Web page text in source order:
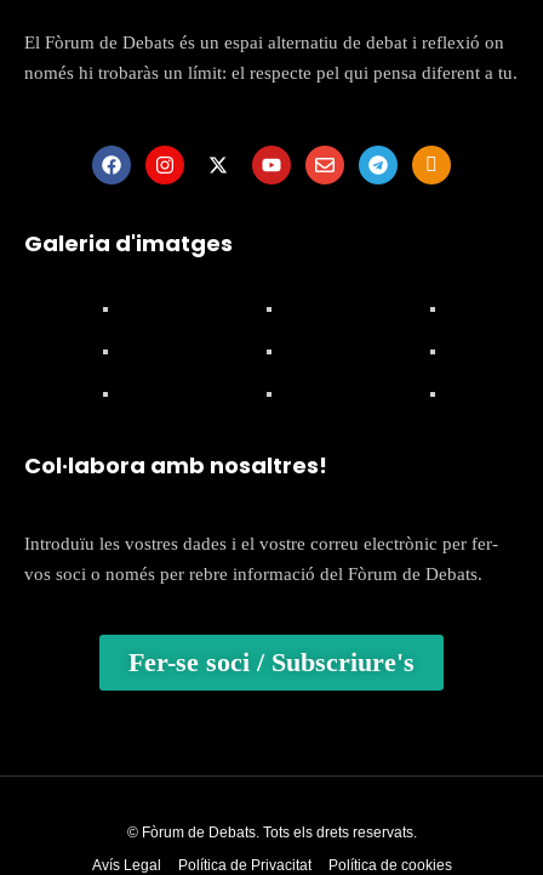
El Fòrum de Debats és un espai alternatiu de debat i reflexió on
només hi trobaràs un límit: el respecte pel qui pensa diferent a tu.
Galeria d'imatges
Col·labora amb nosaltres!
Introduïu les vostres dades i el vostre correu electrònic per fer-
vos soci o només per rebre informació del Fòrum de Debats.
Fer-se soci / Subscriure's
© Fòrum de Debats. Tots els drets reservats.
Avís Legal
Política de Privacitat Política de cookies